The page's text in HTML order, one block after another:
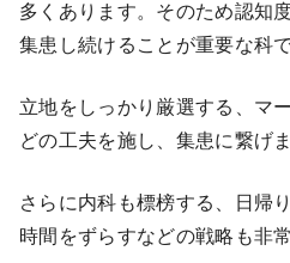
多くあります。そのため認知
集患し続けることが重要な科で
立地をしっかり厳選する、マ
どの工夫を施し、集患に繋げま
さらに内科も標榜する、日帰
時間をずらすなどの戦略も非